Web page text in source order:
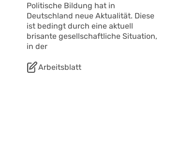
Politische Bildung hat in
Deutschland neue Aktualität. Diese
ist bedingt durch eine aktuell
brisante gesellschaftliche Situation,
in der
Arbeitsblatt